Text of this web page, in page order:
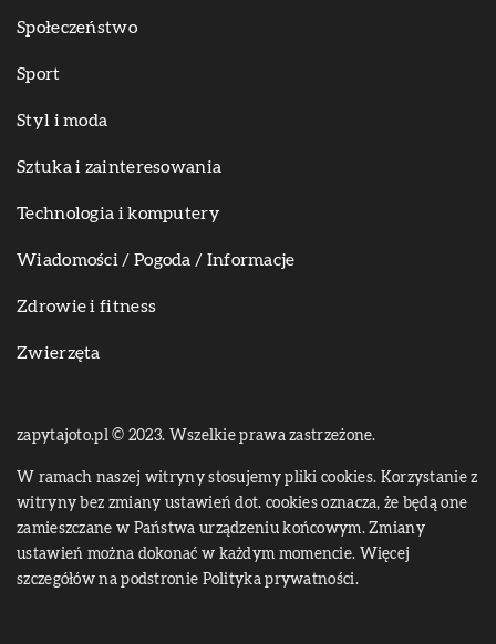
Społeczeństwo
Sport
Styl i moda
Sztuka i zainteresowania
Technologia i komputery
Wiadomości / Pogoda / Informacje
Zdrowie i fitness
Zwierzęta
zapytajoto.pl © 2023. Wszelkie prawa zastrzeżone.
W ramach naszej witryny stosujemy pliki cookies. Korzystanie z
witryny bez zmiany ustawień dot. cookies oznacza, że będą one
zamieszczane w Państwa urządzeniu końcowym. Zmiany
ustawień można dokonać w każdym momencie. Więcej
szczegółów na podstronie Polityka prywatności.